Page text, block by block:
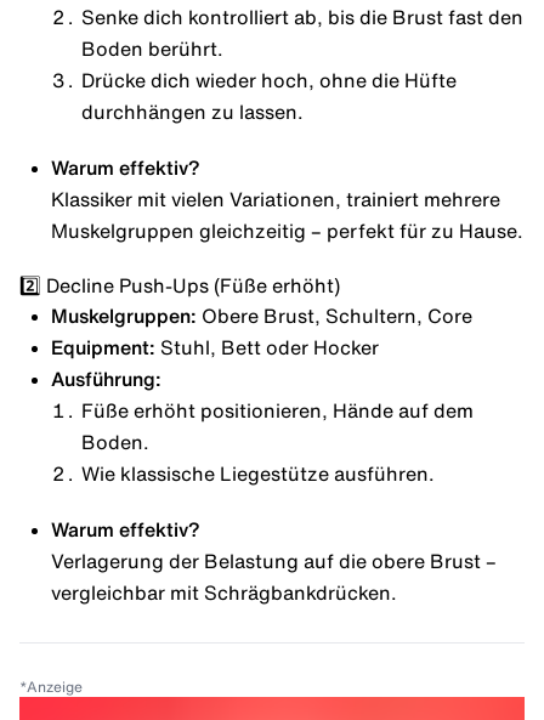
Senke dich kontrolliert ab, bis die Brust fast den
Boden berührt.
Drücke dich wieder hoch, ohne die Hüfte
durchhängen zu lassen.
Warum effektiv?
Klassiker mit vielen Variationen, trainiert mehrere
Muskelgruppen gleichzeitig – perfekt für zu Hause.
2️⃣ Decline Push-Ups (Füße erhöht)
Muskelgruppen: Obere Brust, Schultern, Core
Equipment: Stuhl, Bett oder Hocker
Ausführung:
Füße erhöht positionieren, Hände auf dem
Boden.
Wie klassische Liegestütze ausführen.
Warum effektiv?
Verlagerung der Belastung auf die obere Brust –
vergleichbar mit Schrägbankdrücken.
*Anzeige